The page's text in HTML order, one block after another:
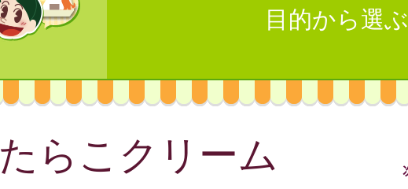
目的から選ぶ
たらこクリーム